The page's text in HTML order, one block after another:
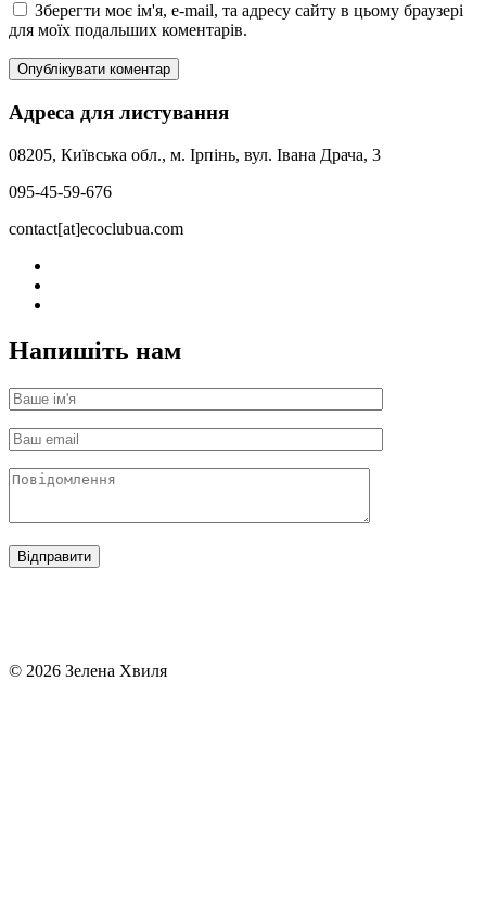
Зберегти моє ім'я, e-mail, та адресу сайту в цьому браузері
для моїх подальших коментарів.
Адреса для листування
08205, Київська обл., м. Ірпінь, вул. Івана Драча, 3
095-45-59-676
contact[at]ecoclubua.com
Напишіть нам
© 2026 Зелена Хвиля